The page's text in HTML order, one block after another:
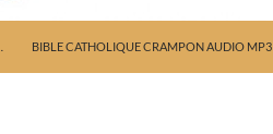
BIBLE CATHOLIQUE CRAMPON AUDIO MP3